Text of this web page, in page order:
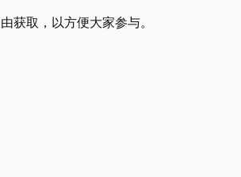
获取，以方便大家参与。